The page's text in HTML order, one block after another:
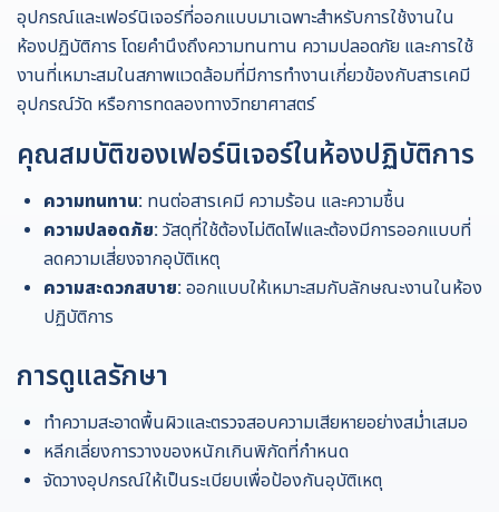
อุปกรณ์และเฟอร์นิเจอร์ที่ออกแบบมาเฉพาะสำหรับการใช้งานใน
ห้องปฏิบัติการ โดยคำนึงถึงความทนทาน ความปลอดภัย และการใช้
งานที่เหมาะสมในสภาพแวดล้อมที่มีการทำงานเกี่ยวข้องกับสารเคมี
อุปกรณ์วัด หรือการทดลองทางวิทยาศาสตร์
คุณสมบัติของเฟอร์นิเจอร์ในห้องปฏิบัติการ
ความทนทาน: ทนต่อสารเคมี ความร้อน และความชื้น
ความปลอดภัย: วัสดุที่ใช้ต้องไม่ติดไฟและต้องมีการออกแบบที่
ลดความเสี่ยงจากอุบัติเหตุ
ความสะดวกสบาย: ออกแบบให้เหมาะสมกับลักษณะงานในห้อง
ปฏิบัติการ
การดูแลรักษา
ทำความสะอาดพื้นผิวและตรวจสอบความเสียหายอย่างสม่ำเสมอ
หลีกเลี่ยงการวางของหนักเกินพิกัดที่กำหนด
จัดวางอุปกรณ์ให้เป็นระเบียบเพื่อป้องกันอุบัติเหตุ